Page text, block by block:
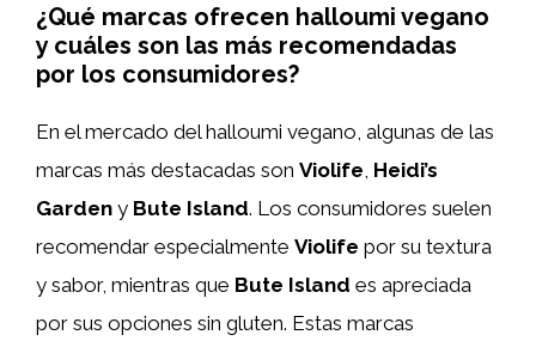
¿Qué marcas ofrecen halloumi vegano
y cuáles son las más recomendadas
por los consumidores?
En el mercado del halloumi vegano, algunas de las
marcas más destacadas son Violife Heidi’s
Garden y Bute Island. Los consumidores suelen
recomendar especialmente Violife por su textura
y sabor, mientras que Bute Island es apreciada
por sus opciones sin gluten. Estas marcas